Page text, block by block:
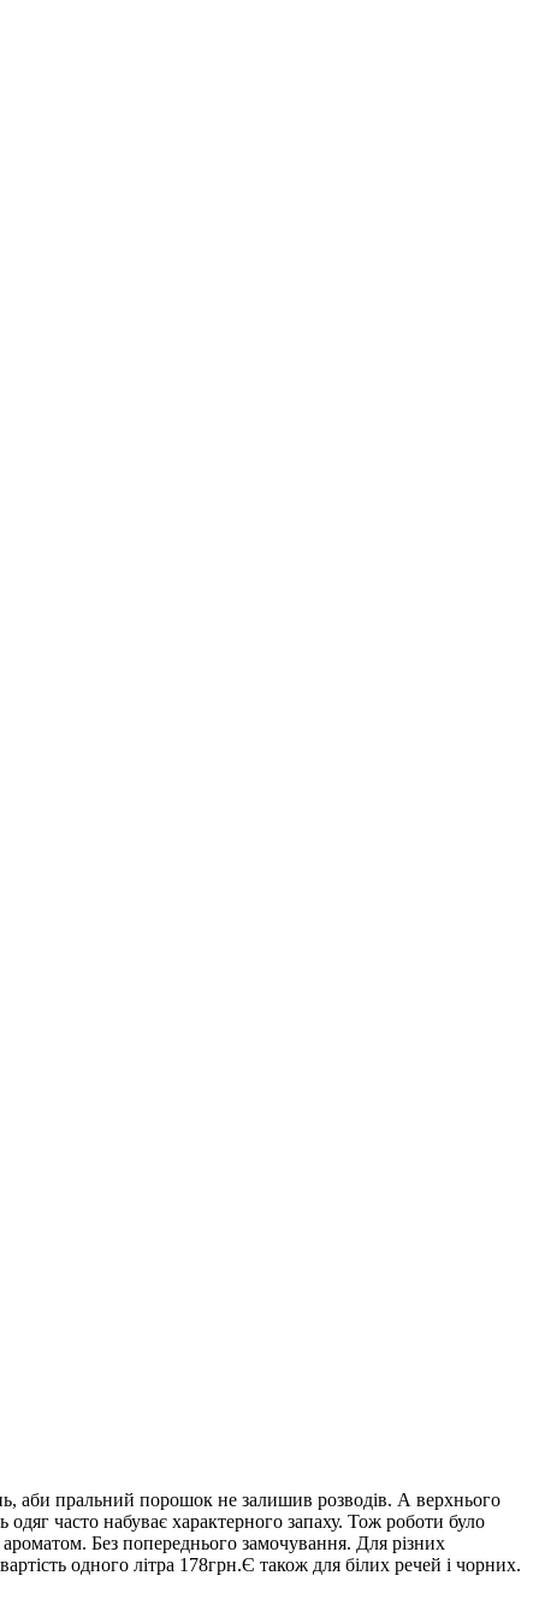
аби пральний порошок не залишив розводів. А верхнього
часто набуває характерного запаху. Тож роботи було
Без попереднього замочування. Для різних
одного літра 178грн.Є також для білих речей і чорних.